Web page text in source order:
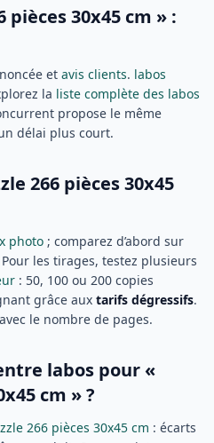
pièces 30x45 cm » :
et avis clients. labos
la liste complète des labos
propose le même
délai plus court.
266 pièces 30x45
photo ; comparez d’abord sur
Pour les tirages, testez plusieurs
: 50, 100 ou 200 copies
grâce aux tarifs dégressifs.
le nombre de pages.
labos pour «
cm » ?
266 pièces 30x45 cm : écarts